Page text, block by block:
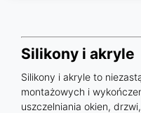
Silikony i akryle
Silikony i akryle to
montażowych i
uszczelniania okien,